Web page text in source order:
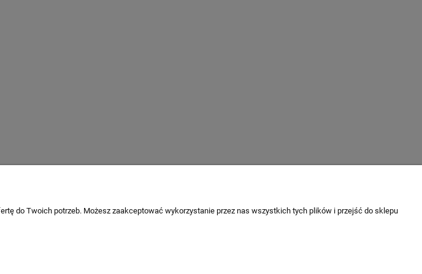
INFORMACJE O NAS
do Twoich potrzeb. Możesz zaakceptować wykorzystanie przez nas wszystkich tych plików i przejść do sklepu